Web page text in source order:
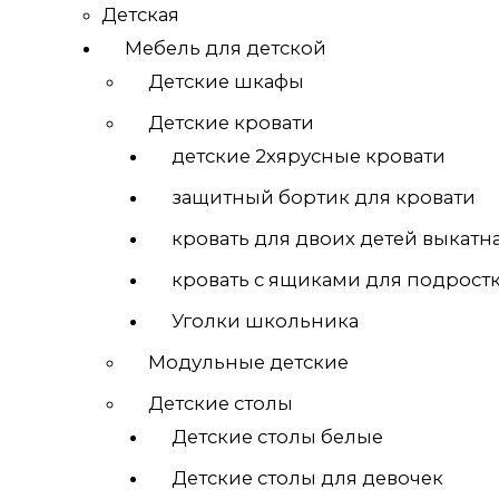
Детская
Мебель для детской
Детские шкафы
Детские кровати
детские 2хярусные кровати
защитный бортик для кровати
кровать для двоих детей
кровать с ящиками для
Уголки школьника
Модульные детские
Детские столы
Детские столы белые
Детские столы для девочек